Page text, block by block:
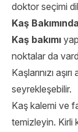
doktor seçimi
Kaş
Kaş bakımı
noktalar da
Kaşlarınızı
seyrekleşebilir.
Kaş kalemi ve
temizleyin. Kirli